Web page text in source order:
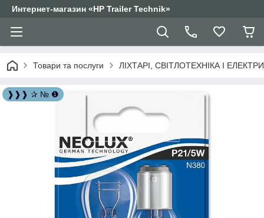
Интернет-магазин «HP Trailer Technik»
Товари та послуги ЛІХТАРІ, СВІТЛОТЕХНІКА І
❱❱❱ ✰ № ❶